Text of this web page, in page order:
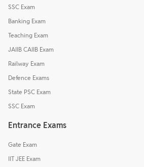
SSC Exam
Banking Exam
Teaching Exam
JAIIB CAIIB Exam
Railway Exam
Defence Exams
State PSC Exam
SSC Exam
Entrance Exams
Gate Exam
IIT JEE Exam